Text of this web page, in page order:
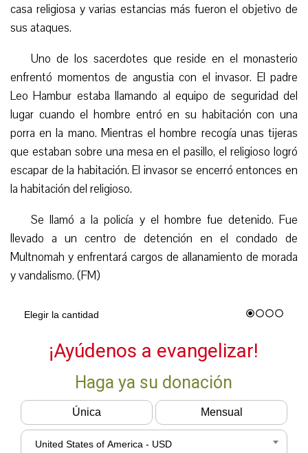
casa religiosa y varias estancias más fueron el objetivo de
sus ataques.
Uno de los sacerdotes que reside en el monasterio
enfrentó momentos de angustia con el invasor. El padre
Leo Hambur estaba llamando al equipo de seguridad del
lugar cuando el hombre entró en su habitación con una
porra en la mano. Mientras el hombre recogía unas tijeras
que estaban sobre una mesa en el pasillo, el religioso logró
escapar de la habitación. El invasor se encerró entonces en
la habitación del religioso.
Se llamó a la policía y el hombre fue detenido. Fue
llevado a un centro de detención en el condado de
Multnomah y enfrentará cargos de allanamiento de morada
y vandalismo. (FM)